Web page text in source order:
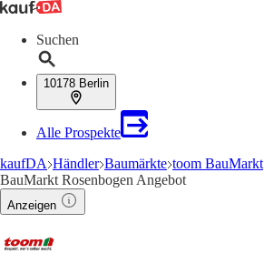
Suchen
10178 Berlin
Alle Prospekte
kaufDA Händler Baumärkte toom BauMarkt
BauMarkt Rosenbogen Angebot
Anzeigen